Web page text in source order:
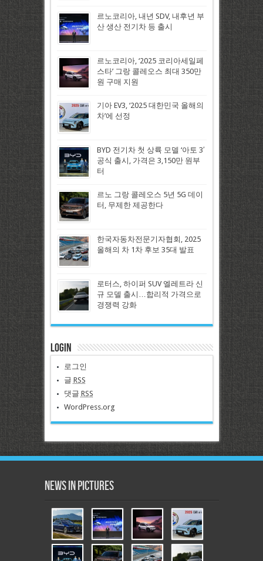
르노코리아, 내년 SDV, 내후년 부
산 생산 전기차 등 출시
르노코리아, ‘2025 코리아세일페
스타’ 그랑 콜레오스 최대 350만
원 구매 지원
기아 EV3, ‘2025 대한민국 올해의
차’에 선정
BYD 전기차 첫 상륙 모델 ‘아토 3′
공식 출시, 가격은 3,150만 원부
터
르노 그랑 콜레오스 5년 5G 데이
터, 무제한 제공한다
한국자동차전문기자협회, 2025
올해의 차 1차 후보 35대 발표
로터스, 하이퍼 SUV 엘레트라 신
규 모델 출시…합리적 가격으로
경쟁력 강화
Login
로그인
글 RSS
댓글 RSS
WordPress.org
News in Pictures